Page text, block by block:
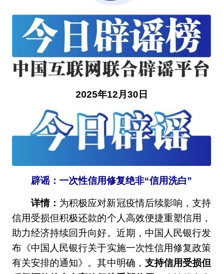
2025年12月30日
辟谣：一次性信用修复绝非“信用洗白”
详情： 为积极应对新冠疫情后续影响，支持
信用受损但积极还款的个人高效便捷重塑信用，
助力经济持续回升向好。近期，中国人民银行发
布《中国人民银行关于实施一次性信用修复政策
有关安排的通知》。其中明确， 支持信用受损但